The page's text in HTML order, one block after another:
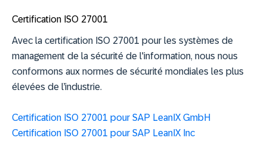
Certification ISO 27001
Avec la certification ISO 27001 pour les systèmes de
management de la sécurité de l'information, nous nous
conformons aux normes de sécurité mondiales les plus
élevées de l’industrie.
Certification ISO 27001 pour SAP LeanIX GmbH
Certification ISO 27001 pour SAP LeanIX Inc